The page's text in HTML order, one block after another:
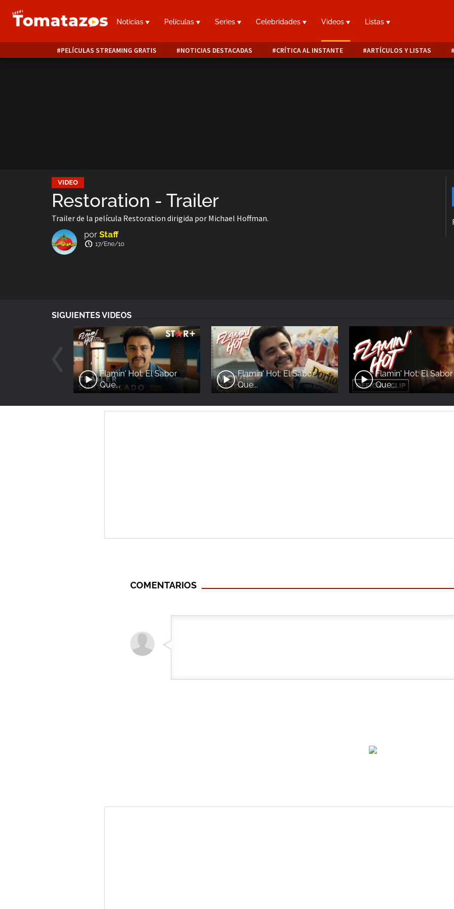
Noticias Películas Series Celebridades Videos Listas
PELÍCULAS STREAMING GRATIS NOTICIAS DESTACADAS CRÍTICA AL INSTANTE ARTÍCULOS Y LISTAS
VIDEO
Restoration - Trailer
Trailer de la película Restoration dirigida por Michael Hoffman.
por Staff
17/Ene/10
SIGUIENTES VIDEOS
Flamin' Hot: El Sabor
Que...
Flamin' Hot: El Sabor
Que...
Flamin' Hot: El Sabor
Que...
COMENTARIOS